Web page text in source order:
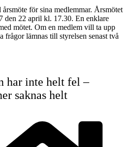
för sina medlemmar. Årsmötet
den 22 april kl. 17.30. En enklare
mötet. Om en medlem vill ta upp
frågor lämnas till styrelsen senast två
har inte helt fel –
saknas helt